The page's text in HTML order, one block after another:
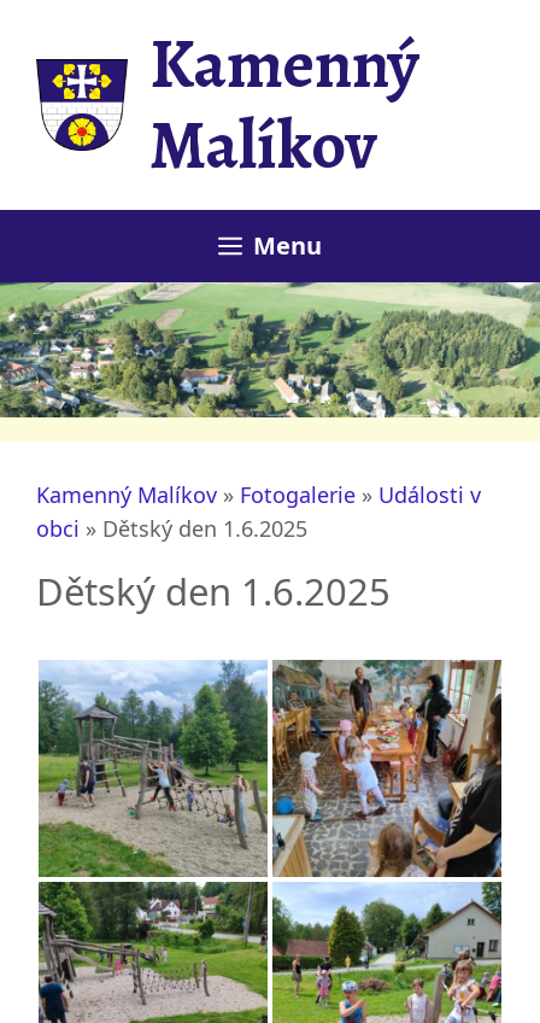
obsah
Kamenný
Malíkov
Menu
Kamenný Malíkov » Fotogalerie » Události v
obci » Dětský den 1.6.2025
Dětský den 1.6.2025